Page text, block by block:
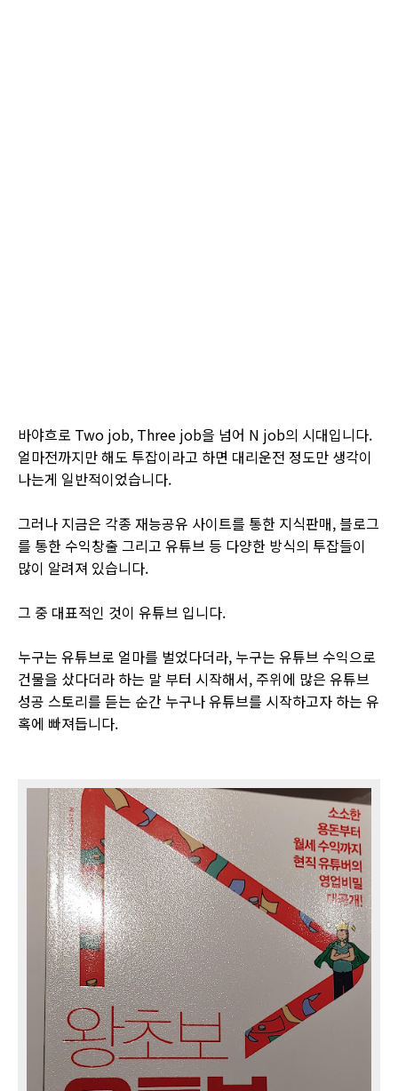
바야흐로 Two job, Three job을 넘어 N job의 시대입니다.
얼마전까지만 해도 투잡이라고 하면 대리운전 정도만 생각이
나는게 일반적이었습니다.
그러나 지금은 각종 재능공유 사이트를 통한 지식판매, 블로그
를 통한 수익창출 그리고 유튜브 등 다양한 방식의 투잡들이
많이 알려져 있습니다.
그 중 대표적인 것이 유튜브 입니다.
누구는 유튜브로 얼마를 벌었다더라, 누구는 유튜브 수익으로
건물을 샀다더라 하는 말 부터 시작해서, 주위에 많은 유튜브
성공 스토리를 듣는 순간 누구나 유튜브를 시작하고자 하는 유
혹에 빠져듭니다.